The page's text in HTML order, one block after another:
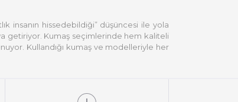
insanın hissedebildiği” düşüncesi ile yola
getiriyor. Kumaş seçimlerinde hem kaliteli
Kullandığı kumaş ve modelleriyle her